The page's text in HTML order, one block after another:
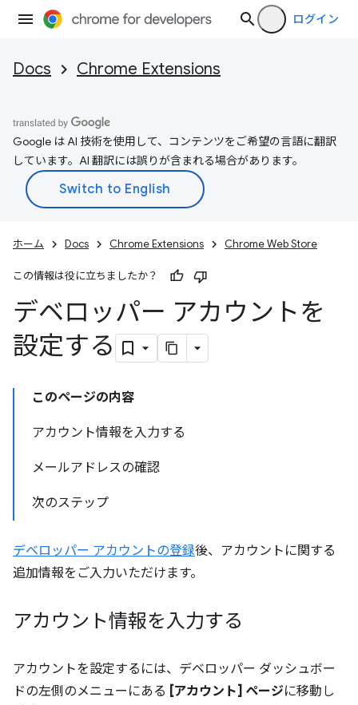
ログイン
Docs Chrome Extensions
Google は AI 技術を使用して、コンテンツをご希望の言語に翻訳
しています。AI 翻訳には誤りが含まれる場合があります。
ホーム Docs Chrome Extensions Chrome Web Store
この情報は役に立ちましたか？
デベロッパー アカウントを
設定する
このページの内容
アカウント情報を入力する
メールアドレスの確認
次のステップ
デベロッパー アカウントの登録後、アカウントに関する
追加情報をご入力いただけます。
アカウント情報を入力する
アカウントを設定するには、デベロッパー ダッシュボー
ドの左側のメニューにある [アカウント] ページに移動し